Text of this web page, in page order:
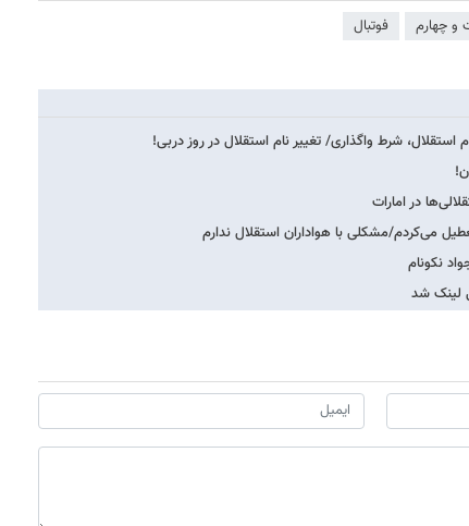
و چهارم فوتبال
شرط واگذاری/ تغییر نام استقلال در روز دربی!
در امارات
می‌کردم/مشکلی با هواداران استقلال ندارم
نکونام